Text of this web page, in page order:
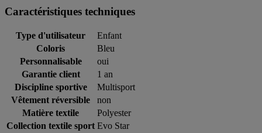
Caractéristiques techniques
Type d'utilisateur
Enfant
Coloris
Bleu
Personnalisable
oui
Garantie client
1 an
Discipline sportive
Multisport
Vêtement réversible
non
Matière textile
Polyester
Collection textile sport Evo Star